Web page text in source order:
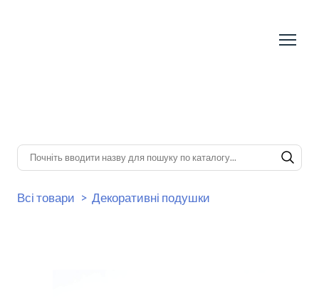
Всі товари Декоративні подушки